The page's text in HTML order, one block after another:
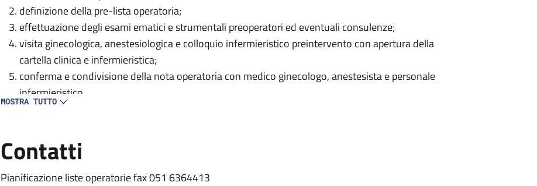
definizione della pre-lista operatoria;
effettuazione degli esami ematici e strumentali preoperatori ed eventuali consulenze;
visita ginecologica, anestesiologica e colloquio infermieristico preintervento con apertura della
cartella clinica e infermieristica;
conferma e condivisione della nota operatoria con medico ginecologo, anestesista e personale
infermieristico
MOSTRA TUTTO
Contatti
Pianificazione liste operatorie fax 051 6364413